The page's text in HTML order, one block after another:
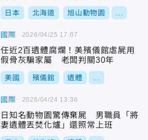
日本 北海道 旭山動物園
國際
任近2百遺體腐爛！美殯儀館虐屍用
假骨灰騙家屬 老闆判關30年
美國 殯儀館 遺體
2026/04/25 17:07
國際
日知名動物園驚傳棄屍 男職員「將
妻遺體丟焚化爐」還照常上班
2026/04/24 13:36